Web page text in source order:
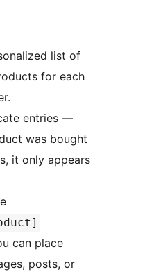
list of
for each
entries —
was bought
it only appears
can place
posts, or